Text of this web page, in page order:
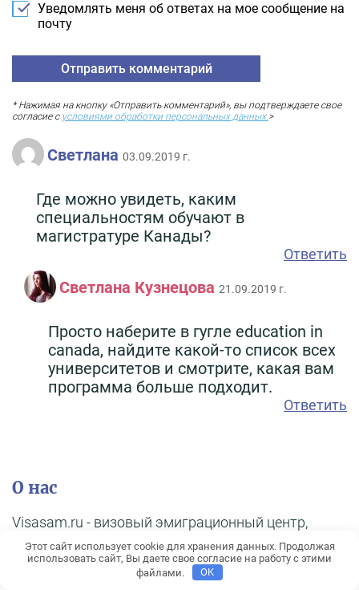
Уведомлять меня об ответах на мое сообщение на
почту
* Нажимая на кнопку «Отправить комментарий», вы подтверждаете свое
согласие с условиями обработки персональных данных.>
Светлана 03.09.2019 г.
Где можно увидеть, каким
специальностям обучают в
магистратуре Канады?
Ответить
Светлана Кузнецова 21.09.2019 г.
Просто наберите в гугле education in
canada, найдите какой-то список всех
университетов и смотрите, какая вам
программа больше подходит.
Ответить
О нас
Visasam.ru - визовый эмиграционный центр,
более 10 лет опыта работы в сфере оформления
виз, открытия банковских счетов за границей,
получении ВНЖ, ПМЖ и гражданства. Авторами
Этот сайт использует cookie для хранения данных. Продолжая
использовать сайт, Вы даете свое согласие на работу с этими
файлами.
OK